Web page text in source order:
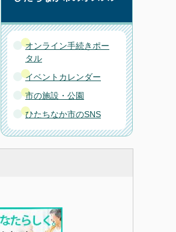
オンライン手続きポー
タル
イベントカレンダー
市の施設・公園
ひたちなか市のSNS